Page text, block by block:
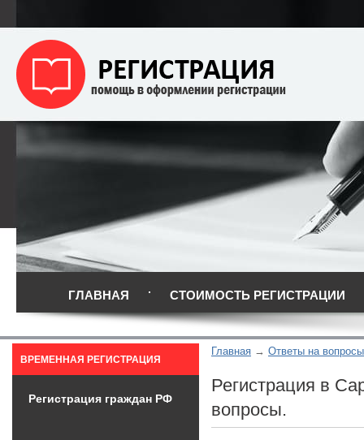
ГЛАВНАЯ СТОИМОСТЬ РЕГИСТРАЦИИ
Главная Ответы на
Регистрация в
вопросы.
ВРЕМЕННАЯ РЕГИСТРАЦИЯ
Регистрация граждан РФ